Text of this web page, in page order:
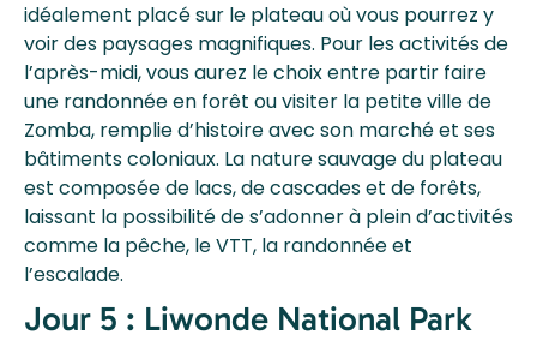
idéalement placé sur le plateau où vous pourrez y
voir des paysages magnifiques. Pour les activités de
l’après-midi, vous aurez le choix entre partir faire
une randonnée en forêt ou visiter la petite ville de
Zomba, remplie d’histoire avec son marché et ses
bâtiments coloniaux. La nature sauvage du plateau
est composée de lacs, de cascades et de forêts,
laissant la possibilité de s’adonner à plein d’activités
comme la pêche, le VTT, la randonnée et
l’escalade.
Jour 5 : Liwonde National Park